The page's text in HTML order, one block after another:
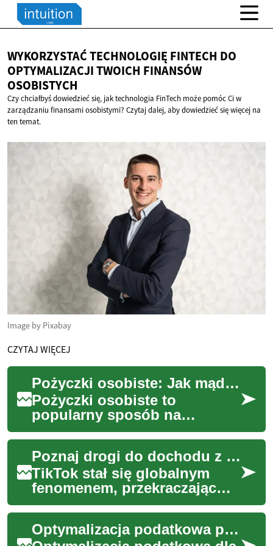
WYKORZYSTAĆ TECHNOLOGIĘ FINTECH DO
OPTYMALIZACJI TWOICH FINANSÓW
OSOBISTYCH
Czy chciałbyś dowiedzieć się, jak technologia FinTech może pomóc Ci w
zarządzaniu finansami osobistymi? Czytaj dalej, aby dowiedzieć się więcej na
ten temat.
Image by Pixabay
CZYTAJ WIĘCEJ
Pożyczki osobiste: Jak mądrze korzystać z finansowania
Pożyczki osobiste to
popularny sposób na
zdobycie dodatkowych
środków finansowych.
Niezależnie od tego, czy
chcesz sf...
Poznaj drogi do dochodu z Twoich filmów
TikTok stał się globalnym
fenomenem, przekraczając
granice rozrywki i oferując
twórcom treści unikalne
możliwości gen...
Optymalizacja podatkowa przy dochodach międzynarodowych